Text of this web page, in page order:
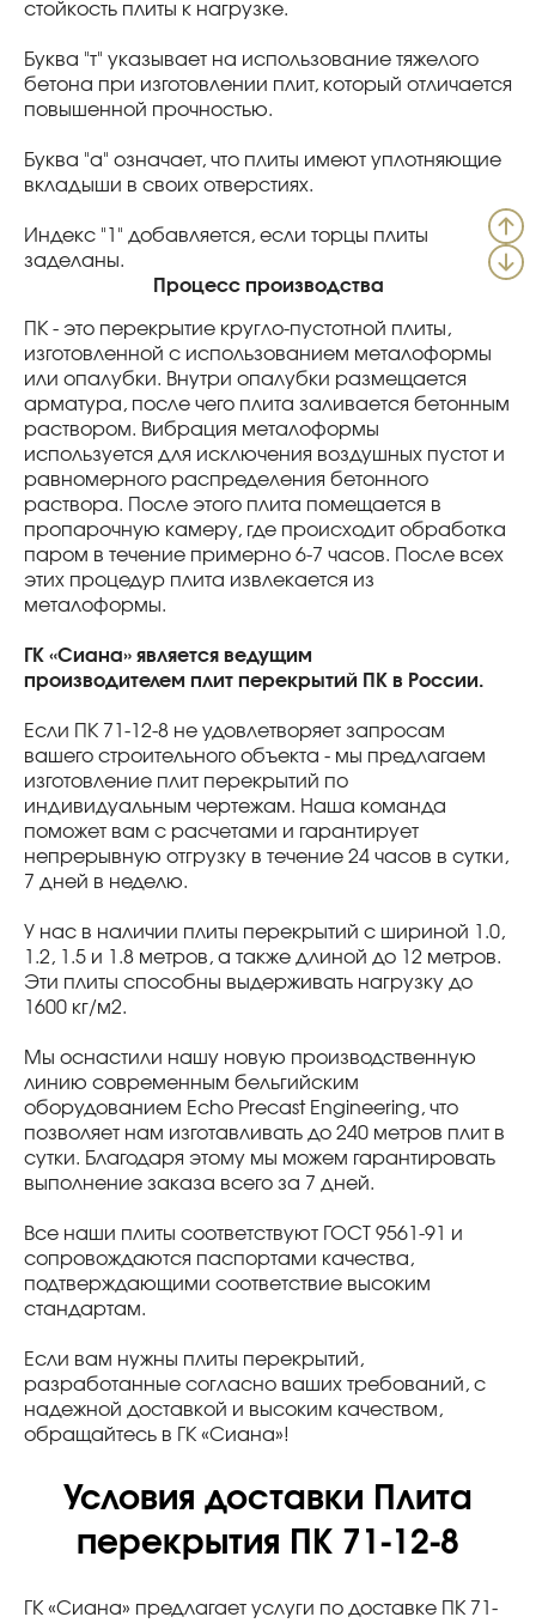
стойкость плиты к нагрузке.
Буква "т" указывает на использование тяжелого
бетона при изготовлении плит, который отличается
повышенной прочностью.
Буква "а" означает, что плиты имеют уплотняющие
вкладыши в своих отверстиях.
Индекс "1" добавляется, если торцы плиты
заделаны.
Процесс производства
ПК - это перекрытие кругло-пустотной плиты,
изготовленной с использованием металоформы
или опалубки. Внутри опалубки размещается
арматура, после чего плита заливается бетонным
раствором. Вибрация металоформы
используется для исключения воздушных пустот и
равномерного распределения бетонного
раствора. После этого плита помещается в
пропарочную камеру, где происходит обработка
паром в течение примерно 6-7 часов. После всех
этих процедур плита извлекается из
металоформы.
ГК «Сиана» является ведущим
производителем плит перекрытий ПК в России.
Если ПК 71-12-8 не удовлетворяет запросам
вашего строительного объекта - мы предлагаем
изготовление плит перекрытий по
индивидуальным чертежам. Наша команда
поможет вам с расчетами и гарантирует
непрерывную отгрузку в течение 24 часов в сутки,
7 дней в неделю.
У нас в наличии плиты перекрытий с шириной 1.0,
1.2, 1.5 и 1.8 метров, а также длиной до 12 метров.
Эти плиты способны выдерживать нагрузку до
1600 кг/м2.
Мы оснастили нашу новую производственную
линию современным бельгийским
оборудованием Echo Precast Engineering, что
позволяет нам изготавливать до 240 метров плит в
сутки. Благодаря этому мы можем гарантировать
выполнение заказа всего за 7 дней.
Все наши плиты соответствуют ГОСТ 9561-91 и
сопровождаются паспортами качества,
подтверждающими соответствие высоким
стандартам.
Если вам нужны плиты перекрытий,
разработанные согласно ваших требований, с
надежной доставкой и высоким качеством,
обращайтесь в ГК «Сиана»!
Условия доставки Плита
перекрытия ПК 71-12-8
ГК «Сиана» предлагает услуги по доставке ПК 71-